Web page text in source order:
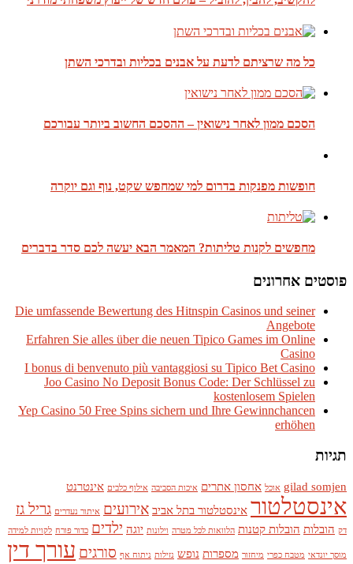
כל מה שרציתם לדעת על אבנים בכליות ובדרכי השתן
הסכם ממון לאחר נישואין – ההסכם החשוב ביותר עבורכם
חופשות מפנקות בדרום למי שמחפש שקט, נוף וגם יוקרה
מחפשים לקנות טליתות? המאמר הבא יעשה לכם סדר בדברים
פוסטים אחרונים
Die umfassende Bewertung des Hitnspin Casinos und seiner
Angebote
Erfahren Sie alles über die neuen Tipico Games im Online
Casino
I bonus di benvenuto più vantaggiosi su Tipico Bet Casino
Joo Casino No Deposit Bonus Code: Der Schlüssel zu
kostenlosem Spielen
Yep Casino 50 Free Spins sichern und Ihre Gewinnchancen
erhöhen
תגיות
gilad somjen אוכל אחסון אתרים איכות הסביבה אילוף כלבים אינטרנט
אינסטלטור אינסטלטור בתל אביב אירועים איתור נעדרים גריל גז
דק הובלות הובלות קטנות הלוואות לכל מטרה וילונות יוגה ילדים כדור פורח לקויות למידה
מוסך יונדאי מטבח כפרי מיחזור מספרות נופש נזילות ניתוח אף סורגים עורך דין